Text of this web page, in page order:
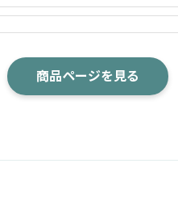
商品ページを見る